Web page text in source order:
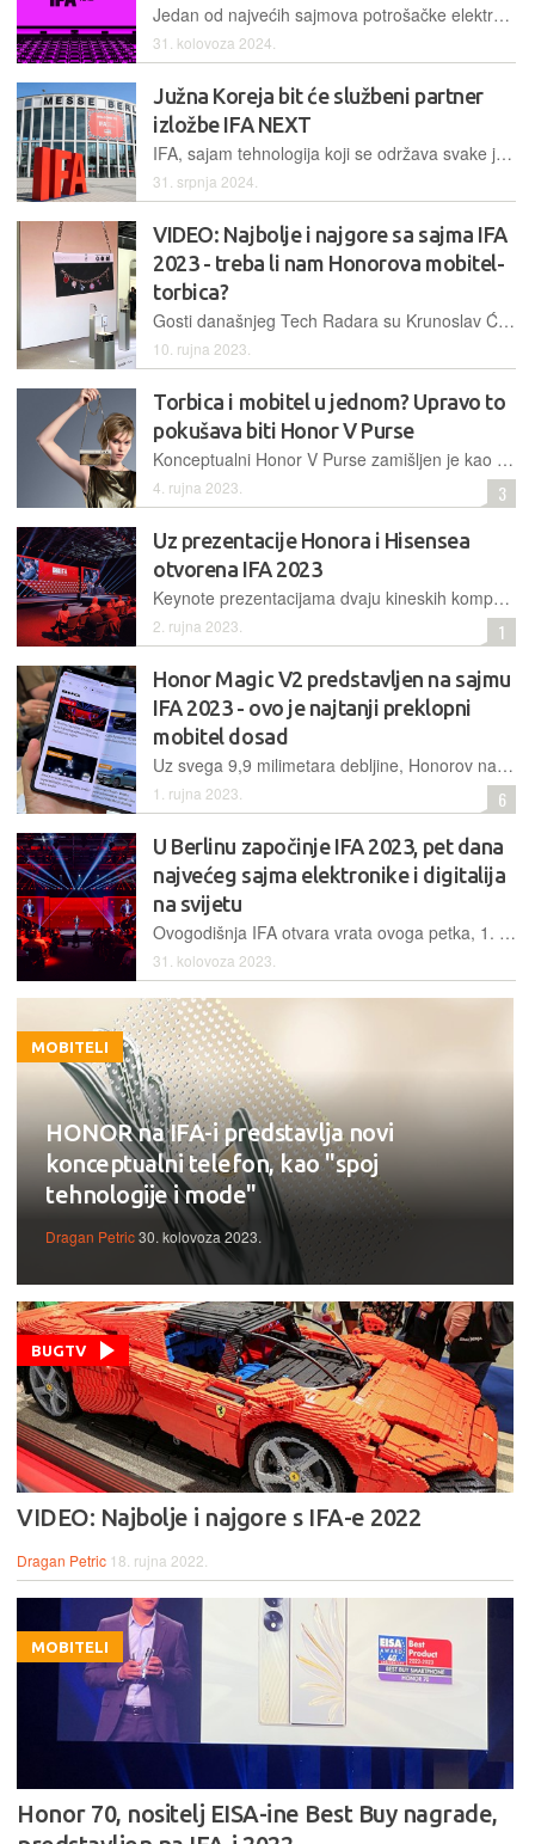
Jedan od najvećih sajmova potrošačke elektronike u svijetu ovoga rujna slavi "okrugli" 100. rođendan, pa su tim povodom najavili i veliki redizajn cijelog vizualnog identiteta
31. kolovoza 2024.
Južna Koreja bit će službeni partner
izložbe IFA NEXT
IFA, sajam tehnologija koji se održava svake jeseni u Berlinu, ove godine obilježava stoti rođendan. Njihovoj će sekciji za startupe i inovacije IFA Next ove godine zemlja partner biti Južna Koreja
31. srpnja 2024.
VIDEO: Najbolje i najgore sa sajma IFA
2023 - treba li nam Honorova mobitel-
torbica?
Gosti današnjeg Tech Radara su Krunoslav Ćosić i Bojan Mušćet, veterani tech novinarstva, kao i desetljetni posjetitelji IFA-e, najvećeg europskog tehnološkog sajma...
10. rujna 2023.
Torbica i mobitel u jednom? Upravo to
pokušava biti Honor V Purse
Konceptualni Honor V Purse zamišljen je kao spoj torbice i mobitela, koji za cilj ima smanjiti ovisnost ljudi o brzoj modi
4. rujna 2023. 3
Uz prezentacije Honora i Hisensea
otvorena IFA 2023
Keynote prezentacijama dvaju kineskih kompanija i početkom konferencije Leaders Summit otvoreno je ovogodišnje izdanje spektakularnog sajma potrošačke elektronike u Berlinu
2. rujna 2023. 1
Honor Magic V2 predstavljen na sajmu
IFA 2023 - ovo je najtanji preklopni
mobitel dosad
Uz svega 9,9 milimetara debljine, Honorov najnoviji preklopni telefon ima i impresivno malenu masu od svega 231 gram, a u Berlinu je predstavljen i koncept torbice-mobitela, nazvan Honor V Purse...
1. rujna 2023. 6
U Berlinu započinje IFA 2023, pet dana
najvećeg sajma elektronike i digitalija
na svijetu
Ovogodišnja IFA otvara vrata ovoga petka, 1. rujna, a organizatori najavljuju niz uzbudljivih iskustava za posjetitelje – od robotike, preko pametnog doma do izložbe startupa i zanimljivih keynote prezentacija
31. kolovoza 2023.
MOBITELI
HONOR na IFA-i predstavlja novi
konceptualni telefon, kao "spoj
tehnologije i mode"
Dragan Petric30. kolovoza 2023.
BUGTV
VIDEO: Najbolje i najgore s IFA-e 2022
Dragan Petric 18. rujna 2022.
MOBITELI
Honor 70, nositelj EISA-ine Best Buy nagrade,